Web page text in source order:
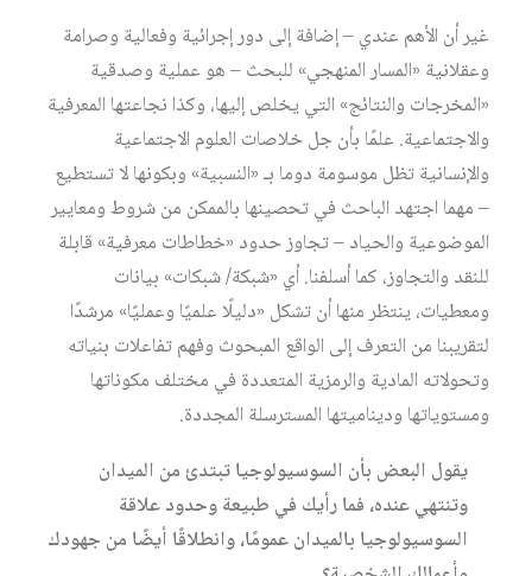
غير أن الأهم عندي – إضافة إلى دور إجرائية وفعالية وصرامة
وعقلانية «المسار المنهجي» للبحث – هو عملية وصدقية
«المخرجات والنتائج» التي يخلص إليها، وكذا نجاعتها المعرفية
والاجتماعية. علمًا بأن جل خلاصات العلوم الاجتماعية
والإنسانية تظل موسومة دوما بـ «النسبية» وبكونها لا تستطيع
– مهما اجتهد الباحث في تحصينها بالممكن من شروط ومعايير
الموضوعية والحياد – تجاوز حدود «خطاطات معرفية» قابلة
للنقد والتجاوز، كما أسلفنا. أي «شبكة/ شبكات» بيانات
ومعطيات، ينتظر منها أن تشكل «دليلًا علميًا وعمليًا» مرشدًا
لتقريبنا من التعرف إلى الواقع المبحوث وفهم تفاعلات بنياته
وتحولاته المادية والرمزية المتعددة في مختلف مكوناتها
ومستوياتها وديناميتها المسترسلة المجددة.
يقول البعض بأن السوسيولوجيا تبتدئ من الميدان
وتنتهي عنده، فما رأيك في طبيعة وحدود علاقة
السوسيولوجيا بالميدان عمومًا، وانطلاقًا أيضًا من جهودك